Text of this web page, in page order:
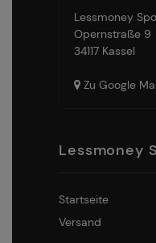
Lessmoney
Opernstraße 9
34117 Kassel
Zu Google
Lessmoney
Startseite
Versand